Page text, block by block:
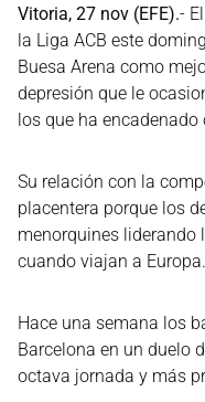
Vitoria, 27 nov (EFE).-
la Liga ACB este
Buesa Arena como
depresión que le
los que ha
Su relación con la
placentera porque los
menorquines liderando
cuando viajan a Europa.
Hace una semana los
Barcelona en un duelo
octava jornada y más